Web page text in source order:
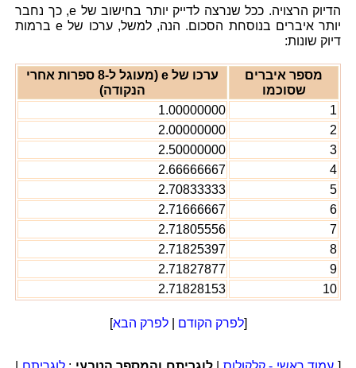
הדיוק הרצויה. ככל שנרצה לדייק יותר בחישוב של e, כך נחבר
יותר איברים בנוסחת הסכום. הנה, למשל, ערכו של e ברמות
דיוק שונות:
מספר איברים
שסוכמו
ערכו של e (מעוגל ל-8 ספרות אחרי
הנקודה)
1
1.00000000
2
2.00000000
3
2.50000000
4
2.66666667
5
2.70833333
6
2.71666667
7
2.71805556
8
2.71825397
9
2.71827877
10
2.71828153
[לפרק הקודם |לפרק הבא]